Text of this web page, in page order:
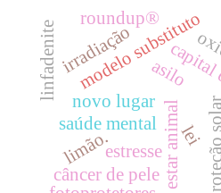
bem estar animal
modelo substituto
estresse
asilo
saúde mental
novo lugar
roundup®
irradiação
câncer de pele
linfadenite
lei
limão.